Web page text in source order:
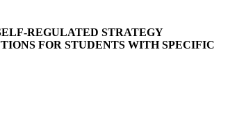
REGULATED STRATEGY
FOR STUDENTS WITH SPECIFIC